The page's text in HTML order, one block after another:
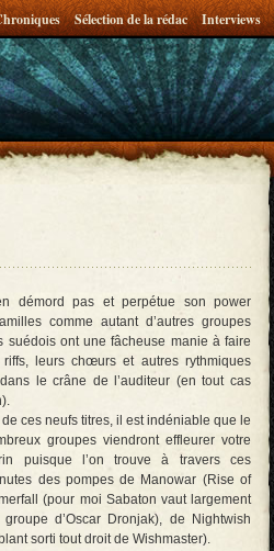
Sélection de la rédac Interviews
démord pas et perpétue son power
comme autant d’autres groupes
suédois ont une fâcheuse manie à faire
leurs chœurs et autres rythmiques
le crâne de l’auditeur (en tout cas
ces neufs titres, il est indéniable que le
groupes viendront effleurer votre
puisque l’on trouve à travers ces
des pompes de Manowar (Rise of
(pour moi Sabaton vaut largement
d’Oscar Dronjak), de Nightwish
sorti tout droit de Wishmaster).